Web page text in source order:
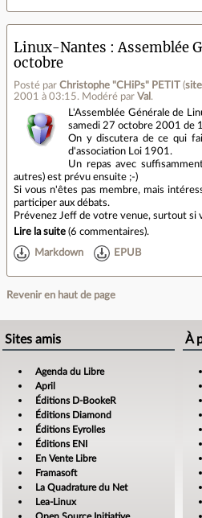
Linux-Nantes : Assemblée
octobre
Posté par Christophe "CHiPs" PETIT (
2001 à 03:15. Modéré par Val .
L'Assemblée Générale de
samedi 27 octobre 2001 de
On y discutera de ce qui
d'association Loi 1901.
Un repas avec
autres) est prévu ensuite ;-)
Si vous n'êtes pas membre, mais
participer aux débats.
Prévenez Jeff de votre venue, surtout si
Lire la suite (6 commentaires).
Markdown EPUB
Revenir en haut de page
Sites amis
Agenda du Libre
April
Éditions D-BookeR
Éditions Diamond
Éditions Eyrolles
Éditions ENI
En Vente Libre
Framasoft
La Quadrature du Net
Lea-Linux
À